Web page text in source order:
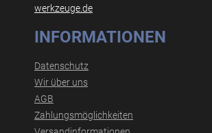
werkzeuge.de
INFORMATIONEN
Datenschutz
Wir über uns
AGB
Zahlungsmöglichkeiten